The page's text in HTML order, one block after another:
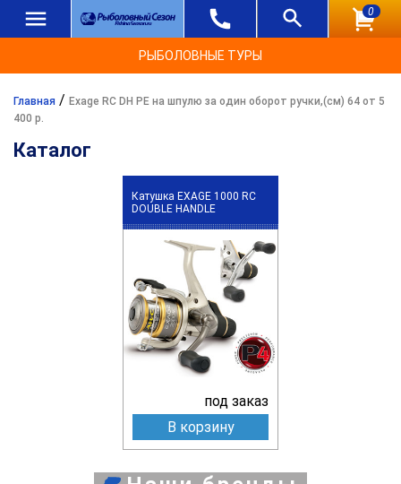
0
РЫБОЛОВНЫЕ ТУРЫ
Главная / Exage RC DH PE на шпулю за один оборот ручки,(см) 64 от 5
400 р.
Каталог
Катушка EXAGE 1000 RC
DOUBLE HANDLE
под заказ
В корзину